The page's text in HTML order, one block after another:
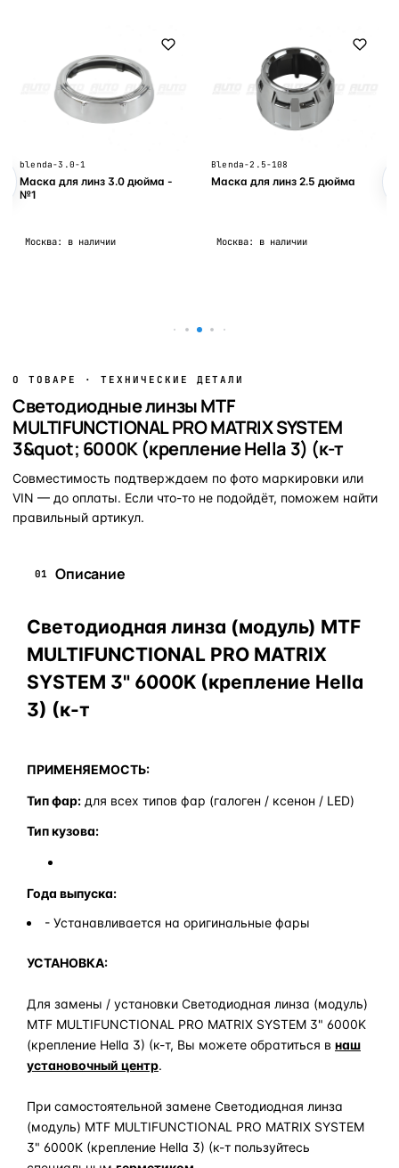
blenda-3.0-1
Маска для линз 3.0 дюйма -
№1
Москва: в наличии
Blenda-2.5-108
Маска для линз 2.5 дюйма
Москва: в наличии
О ТОВАРЕ · ТЕХНИЧЕСКИЕ ДЕТАЛИ
Светодиодные линзы MTF
MULTIFUNCTIONAL PRO MATRIX SYSTEM
3&quot; 6000K (крепление Hella 3) (к-т
Совместимость подтверждаем по фото маркировки или
VIN — до оплаты. Если что-то не подойдёт, поможем найти
правильный артикул.
01 Описание
Светодиодная линза (модуль) MTF
MULTIFUNCTIONAL PRO MATRIX
SYSTEM 3" 6000K (крепление Hella
3) (к-т
ПРИМЕНЯЕМОСТЬ:
Тип фар: для всех типов фар (галоген / ксенон / LED)
Тип кузова:
Года выпуска:
- Устанавливается на оригинальные фары
УСТАНОВКА:
Для замены / установки Светодиодная линза (модуль)
MTF MULTIFUNCTIONAL PRO MATRIX SYSTEM 3" 6000K
(крепление Hella 3) (к-т, Вы можете обратиться в наш
установочный центр.
При самостоятельной замене Светодиодная линза
(модуль) MTF MULTIFUNCTIONAL PRO MATRIX SYSTEM
3" 6000K (крепление Hella 3) (к-т пользуйтесь